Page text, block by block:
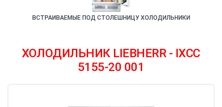
ВСТРАИВАЕМЫЕ ПОД СТОЛЕШНИЦУ ХОЛОДИЛЬНИКИ
ХОЛОДИЛЬНИК LIEBHERR - IXCC
5155-20 001